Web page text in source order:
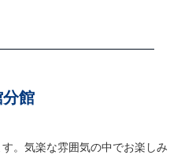
館
。気楽な雰囲気の中でお楽しみ